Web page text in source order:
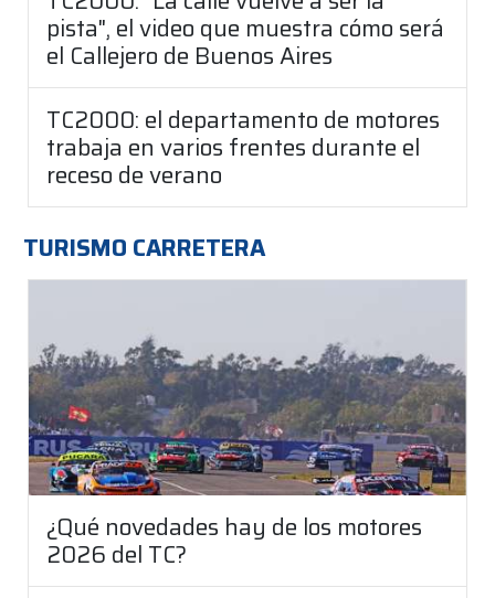
pista", el video que muestra cómo será
el Callejero de Buenos Aires
TC2000: el departamento de motores
trabaja en varios frentes durante el
receso de verano
TURISMO CARRETERA
¿Qué novedades hay de los motores
2026 del TC?